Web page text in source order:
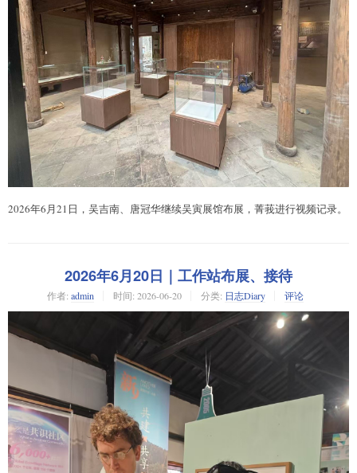
2026年6月21日，吴吉南、唐冠华继续吴寅展馆布展，菁莪进行视频记录。
2026年6月20日｜工作站布展、接待
作者: admin 时间: 2026-06-20 分类: 日志Diary 评论